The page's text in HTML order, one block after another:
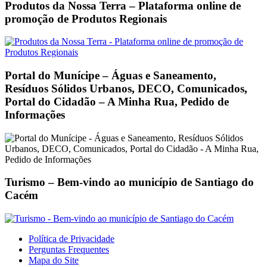
Produtos da Nossa Terra – Plataforma online de
promoção de Produtos Regionais
Portal do Munícipe – Águas e Saneamento,
Resíduos Sólidos Urbanos, DECO, Comunicados,
Portal do Cidadão – A Minha Rua, Pedido de
Informações
Turismo – Bem-vindo ao município de Santiago do
Cacém
FooterPolítica de Privacidade
Perguntas Frequentes
Mapa do Site